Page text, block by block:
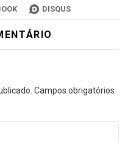
DISQUS
Campos obrigatórios